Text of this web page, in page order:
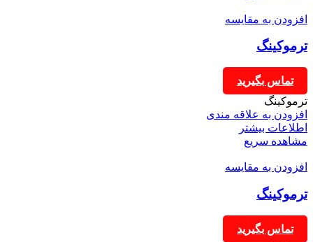
افزودن به مقایسه
ترموکینگ
تماس بگیرید
ترموکینگ
افزودن به علاقه مندی
اطلاعات بیشتر
مشاهده سریع
افزودن به مقایسه
ترموکینگ
تماس بگیرید